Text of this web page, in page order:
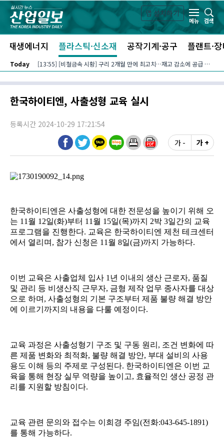
본문 바로가기
앱 설치하기
메뉴
검색
신재생에너지 플라스틱·신소재 공작기계·공구 플랜트·
Today [13:55] [비철금속 시황] 구리 2개월 만에 최고치…재고 감소에 공급 부족 우려 확대
한국하이티엔, 사출성형 교육 실시
등록시간 2024-10-29 17:21:54
가 -
가 +